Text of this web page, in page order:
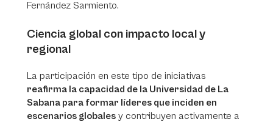
Fernández Sarmiento.
Ciencia global con impacto local y
regional
La participación en este tipo de iniciativas
reafirma la capacidad de la Universidad de La
Sabana para formar líderes que inciden en
escenarios globales y contribuyen activamente a